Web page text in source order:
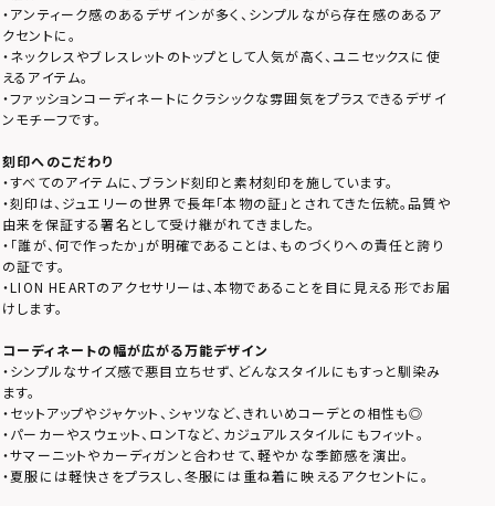
・アンティーク感のあるデザインが多く、シンプルながら存在感のあるア
クセントに。
・ネックレスやブレスレットのトップとして人気が高く、ユニセックスに使
えるアイテム。
・ファッションコーディネートにクラシックな雰囲気をプラスできるデザイ
ンモチーフです。
刻印へのこだわり
・すべてのアイテムに、ブランド刻印と素材刻印を施しています。
・刻印は、ジュエリーの世界で長年「本物の証」とされてきた伝統。品質や
由来を保証する署名として受け継がれてきました。
・「誰が、何で作ったか」が明確であることは、ものづくりへの責任と誇り
の証です。
・LION HEARTのアクセサリーは、本物であることを目に見える形でお届
けします。
コーディネートの幅が広がる万能デザイン
・シンプルなサイズ感で悪目立ちせず、どんなスタイルにもすっと馴染み
ます。
・セットアップやジャケット、シャツなど、きれいめコーデとの相性も◎
・パーカーやスウェット、ロンTなど、カジュアルスタイルにもフィット。
・サマーニットやカーディガンと合わせて、軽やかな季節感を演出。
・夏服には軽快さをプラスし、冬服には重ね着に映えるアクセントに。